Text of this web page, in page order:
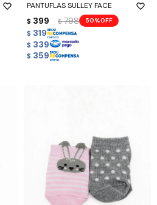
PANTUFLAS SULLEY FACE
$ 399 $ 798 50
$ 319
$ 339
$ 359